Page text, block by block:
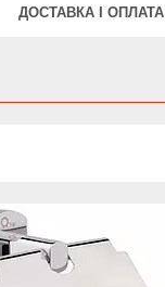
ДОСТАВКА І ОПЛАТА